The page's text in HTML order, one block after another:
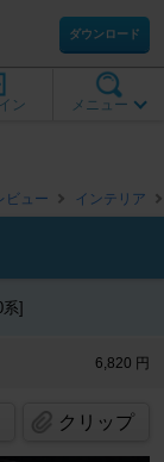
ダウンロード
メニュー
ン
ビュー インテリア
]
6,820 円
クリップ